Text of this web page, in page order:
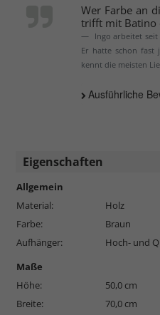
Wer Farbe an
trifft mit Batino
Ingo arbeitet
Er hatte schon fast
kennt die meisten
Ausführliche
Eigenschaften
Allgemein
Material:
Holz
Farbe:
Braun
Aufhänger:
Hoch- und
Maße
Höhe:
50,0 cm
Breite:
70,0 cm